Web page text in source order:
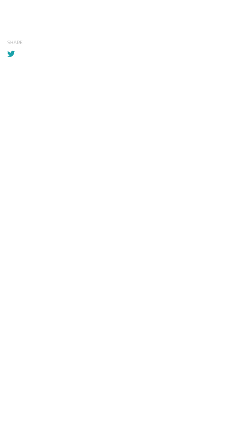
SHARE